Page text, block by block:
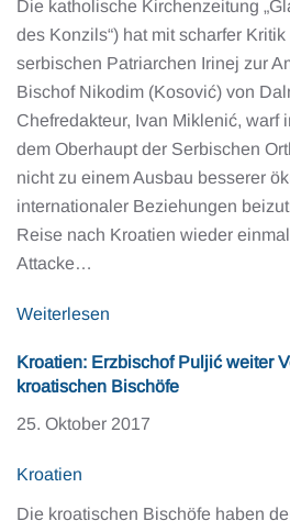
Die katholische Kirchenzeitung
des Konzils“) hat mit scharfer
serbischen Patriarchen Irinej zur
Bischof Nikodim (Kosović) von
Chefredakteur, Ivan Miklenić, warf
dem Oberhaupt der Serbischen
nicht zu einem Ausbau besserer
internationaler Beziehungen
Reise nach Kroatien wieder
Attacke…
Weiterlesen
Kroatien: Erzbischof Puljić weiter
kroatischen Bischöfe
25. Oktober 2017
Kroatien
Die kroatischen Bischöfe haben